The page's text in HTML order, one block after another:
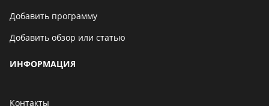
Добавить программу
Добавить обзор или статью
ИНФОРМАЦИЯ
Контакты